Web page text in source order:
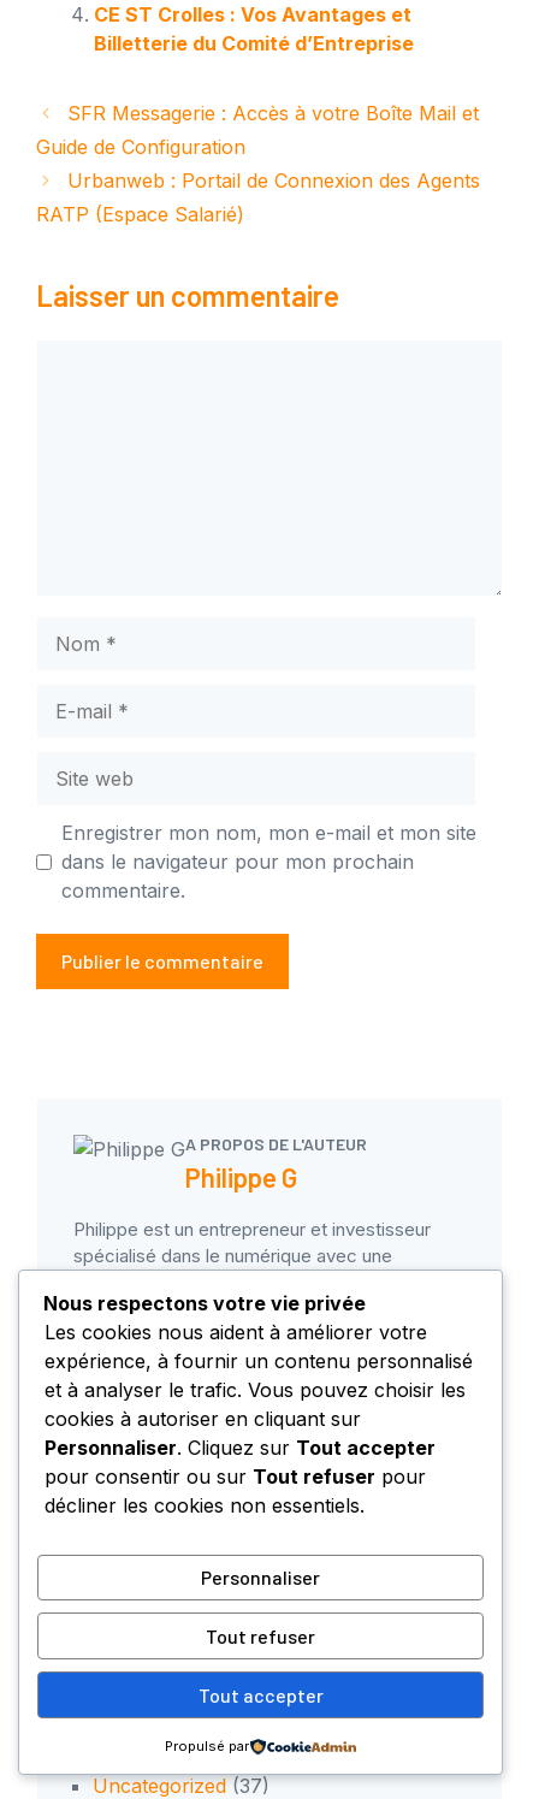
CE ST Crolles : Vos Avantages et
Billetterie du Comité d’Entreprise
SFR Messagerie : Accès à votre Boîte Mail et
Guide de Configuration
Urbanweb : Portail de Connexion des Agents
RATP (Espace Salarié)
Laisser un commentaire
mail
web
Enregistrer mon nom, mon e-mail et mon site
dans le navigateur pour mon prochain
commentaire.
A PROPOS DE L'AUTEUR
Philippe G
Philippe est un entrepreneur et investisseur
spécialisé dans le numérique avec une
économiques et digitales en région. Il contribue
activement au contenu de
ProvenceNumérique.fr. Curieux et rigoureux, il
analyse les évolutions du numérique et leur
impact sur les entreprises, les investissements
et les territoires.
Categories
Business(22)
(65)
nouvelles technologies(17)
Uncategorized(37)
Nous respectons votre vie privée
Les cookies nous aident à améliorer votre
expérience, à fournir un contenu personnalisé
et à analyser le trafic. Vous pouvez choisir les
cookies à autoriser en cliquant sur
Personnaliser. Cliquez sur Tout accepter
pour consentir ou sur Tout refuser pour
décliner les cookies non essentiels.
Personnaliser
Tout refuser
Tout accepter
Propulsé par